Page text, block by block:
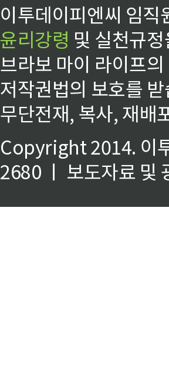
이투데이피엔씨 임
윤리강령 및 실천규
브라보 마이 라이프
저작권법의 보호를
무단전재, 복사, 재배
Copyright 2014. 이
2680 ㅣ 보도자료